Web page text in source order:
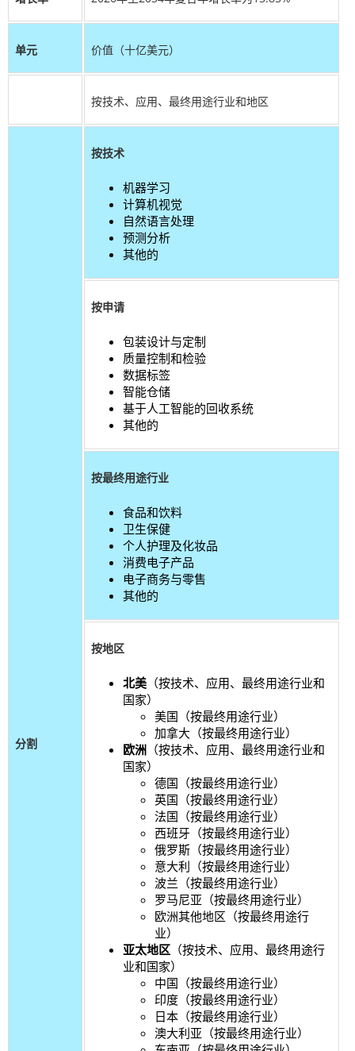
单元 价值（十亿美元）
按技术、应用、最终用途行业和地区
分割
按技术
机器学习
计算机视觉
自然语言处理
预测分析
其他的
按申请
包装设计与定制
质量控制和检验
数据标签
智能仓储
基于人工智能的回收系统
其他的
按最终用途行业
食品和饮料
卫生保健
个人护理及化妆品
消费电子产品
电子商务与零售
其他的
按地区
北美 （按技术、应用、最终用途行业和
国家）
美国（按最终用途行业）
加拿大（按最终用途行业）
欧洲 （按技术、应用、最终用途行业和
国家）
德国（按最终用途行业）
英国（按最终用途行业）
法国（按最终用途行业）
西班牙（按最终用途行业）
俄罗斯（按最终用途行业）
意大利（按最终用途行业）
波兰（按最终用途行业）
罗马尼亚（按最终用途行业）
欧洲其他地区（按最终用途行
业）
亚太地区 （按技术、应用、最终用途行
业和国家）
中国（按最终用途行业）
印度（按最终用途行业）
日本（按最终用途行业）
澳大利亚（按最终用途行业）